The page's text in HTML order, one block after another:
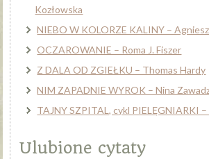
Kozłowska
NIEBO W KOLORZE KALINY –
OCZAROWANIE – Roma J. Fiszer
Z DALA OD ZGIEŁKU – Thomas Hardy
NIM ZAPADNIE WYROK – Nina
TAJNY SZPITAL, cykl PIELĘGNIARKI
Ulubione cytaty